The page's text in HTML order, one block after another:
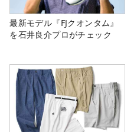
最新モデル『FJクオンタム』
を石井良介プロがチェック